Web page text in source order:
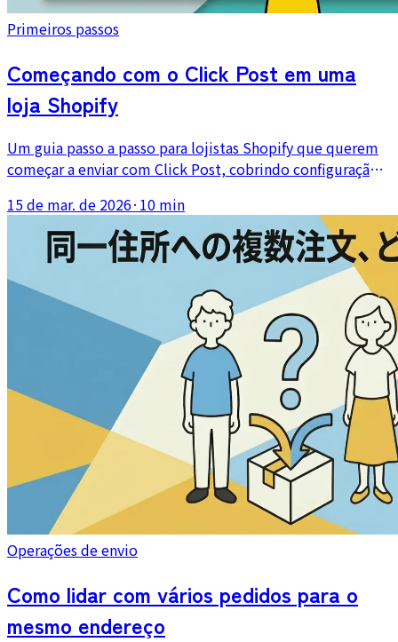
Primeiros passos
Começando com o Click Post em uma
loja Shopify
Um guia passo a passo para lojistas Shopify que querem
começar a enviar com Click Post, cobrindo configuração
esperar da primeira remessa.
15 de mar. de 2026· 10 min
Operações de envio
Como lidar com vários pedidos para o
mesmo endereço